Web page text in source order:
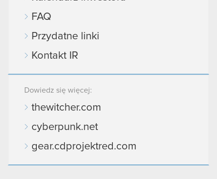
FAQ
Przydatne linki
Kontakt IR
Dowiedz się więcej:
thewitcher.com
cyberpunk.net
gear.cdprojektred.com